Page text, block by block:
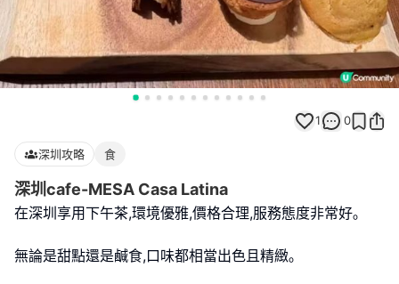
1 0
深圳攻略 食
深圳cafe-MESA Casa Latina
在深圳享用下午茶,環境優雅,價格合理,服務態度非常好｡
無論是甜點還是鹹食,口味都相當出色且精緻｡